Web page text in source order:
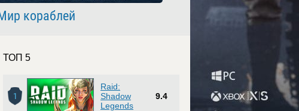
кораблей Crossout
ТОП 5
1
Raid:
Shadow
Legends
9.4